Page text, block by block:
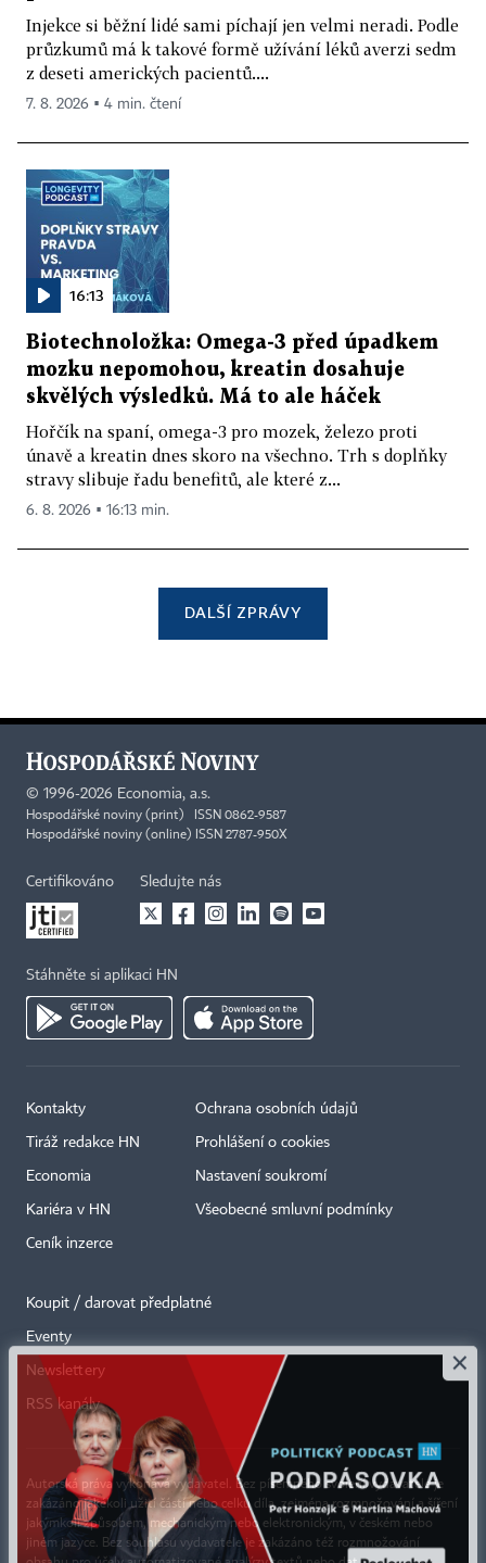
Injekce si běžní lidé sami píchají jen velmi neradi. Podle
průzkumů má k takové formě užívání léků averzi sedm
z deseti amerických pacientů....
7. 8. 2026 ▪ 4 min. čtení
16:13
Biotechnoložka: Omega-3 před úpadkem
mozku nepomohou, kreatin dosahuje
skvělých výsledků. Má to ale háček
Hořčík na spaní, omega-3 pro mozek, železo proti
únavě a kreatin dnes skoro na všechno. Trh s doplňky
stravy slibuje řadu benefitů, ale které z...
6. 8. 2026 ▪ 16:13 min.
DALŠÍ ZPRÁVY
© 1996-2026 Economia, a.s.
Hospodářské noviny (print) ISSN 0862-9587
Hospodářské noviny (online) ISSN 2787-950X
Certifikováno Sledujte nás
Stáhněte si aplikaci HN
Kontakty
Tiráž redakce HN
Economia
Kariéra v HN
Ceník inzerce
Ochrana osobních údajů
Prohlášení o cookies
Nastavení soukromí
Všeobecné smluvní podmínky
Koupit / darovat předplatné
Eventy
Newslettery
RSS kanály
Autorská práva vykonává vydavatel. Bez písemného svolení vydavatele je
zakázáno jakékoli užití částí nebo celku díla, zejména rozmnožování a šíření
jakýmkoli způsobem, mechanickým nebo elektronickým, v českém nebo
jiném jazyce. Bez souhlasu vydavatele je zakázáno též rozmnožování
×